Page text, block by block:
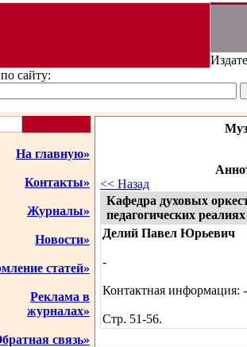
сайту:
На главную»
Контакты»
Журналы»
Новости»
статей»
Реклама в
журналах»
связь»
<< Назад
Кафедра духовых
педагогических
Делий Павел Юрьевич
-
Контактная информация: -
Стр. 51-56.